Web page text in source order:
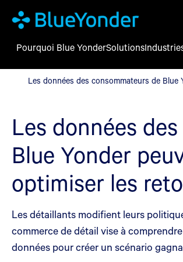
Les données des consommateurs de Blue
Pourquoi Blue YonderSolutions
Les données des consommateurs de
Les données
Blue Yonder
optimiser les
Les détaillants modifient leurs
commerce de détail vise à
données pour créer un scénario